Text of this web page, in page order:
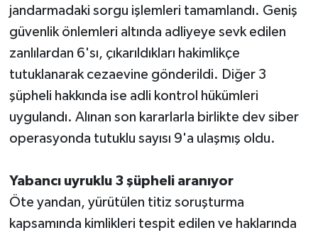
jandarmadaki sorgu işlemleri tamamlandı. Geniş
güvenlik önlemleri altında adliyeye sevk edilen
zanlılardan 6'sı, çıkarıldıkları hakimlikçe
tutuklanarak cezaevine gönderildi. Diğer 3
şüpheli hakkında ise adli kontrol hükümleri
uygulandı. Alınan son kararlarla birlikte dev siber
operasyonda tutuklu sayısı 9'a ulaşmış oldu.
Yabancı uyruklu 3 şüpheli aranıyor
Öte yandan, yürütülen titiz soruşturma
kapsamında kimlikleri tespit edilen ve haklarında